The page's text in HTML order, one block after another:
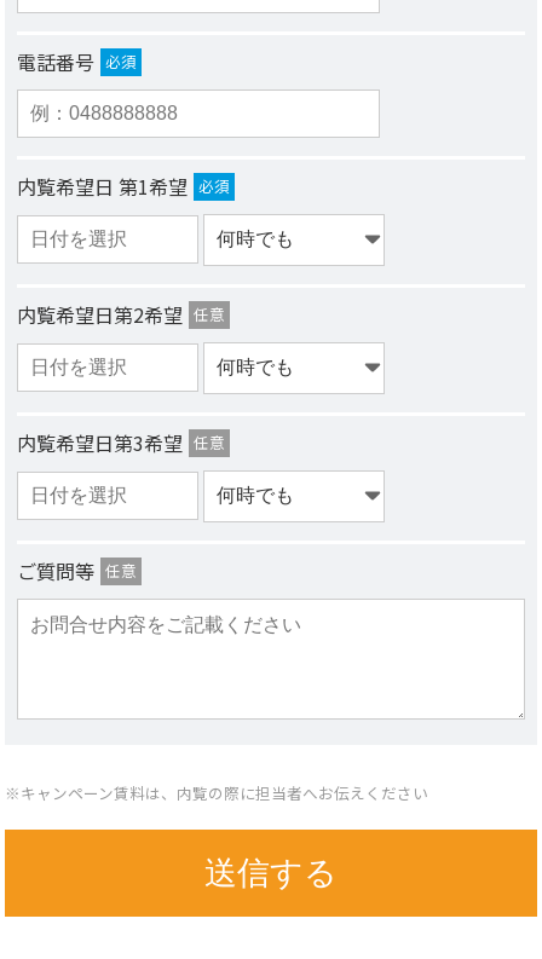
電話番号 必須
内覧希望日 第1希望 必須
内覧希望日第2希望 任意
内覧希望日第3希望 任意
ご質問等 任意
※キャンペーン賃料は、内覧の際に担当者へお伝えください